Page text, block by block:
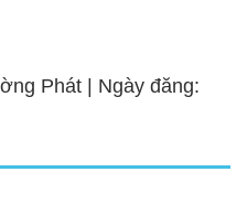
Phát | Ngày đăng: